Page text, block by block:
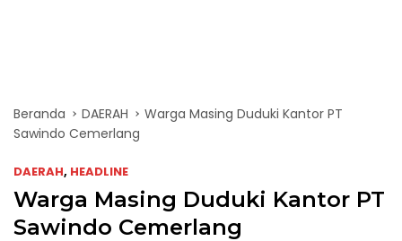
Beranda DAERAH
Warga Masing Duduki Kantor PT
Sawindo Cemerlang
DAERAH, HEADLINE
Warga Masing Duduki Kantor PT
Sawindo Cemerlang